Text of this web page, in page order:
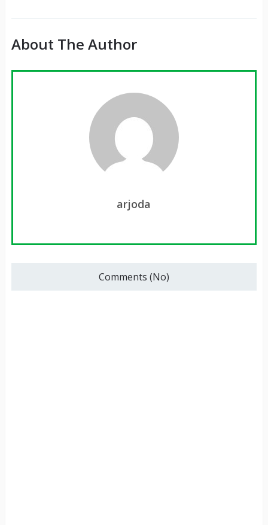
About The Author
arjoda
Comments (No)